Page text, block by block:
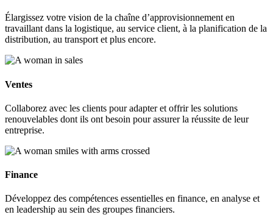
Élargissez votre vision de la chaîne d’approvisionnement en
travaillant dans la logistique, au service client, à la planification de la
distribution, au transport et plus encore.
Ventes
Collaborez avec les clients pour adapter et offrir les solutions
renouvelables dont ils ont besoin pour assurer la réussite de leur
entreprise.
Finance
Développez des compétences essentielles en finance, en analyse et
en leadership au sein des groupes financiers.